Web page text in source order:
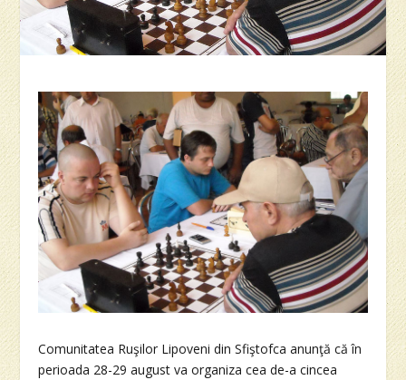
Comunitatea Ruşilor Lipoveni din Sfiştofca anunţă că în
perioada 28-29 august va organiza cea de-a cincea